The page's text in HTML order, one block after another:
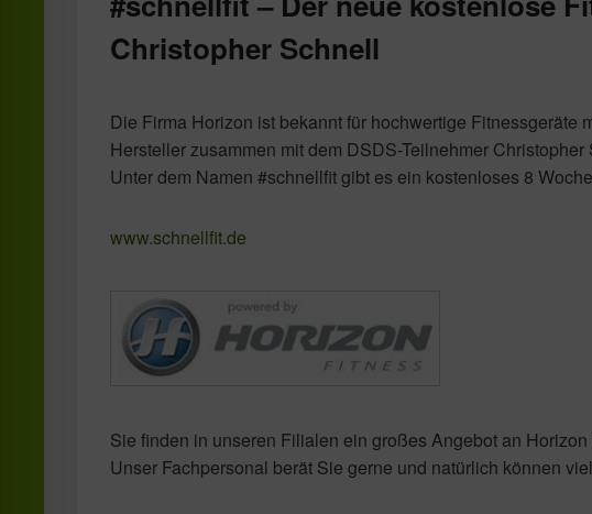
Christopher Schnell
Die Firma Horizon ist bekannt für hochwertige Fitnessgeräte
Hersteller zusammen mit dem DSDS-Teilnehmer
Unter dem Namen #schnellfit gibt es ein kostenloses 8
www.schnellfit.de
Sie finden in unseren Filialen ein großes Angebot an
Unser Fachpersonal berät Sie gerne und natürlich können